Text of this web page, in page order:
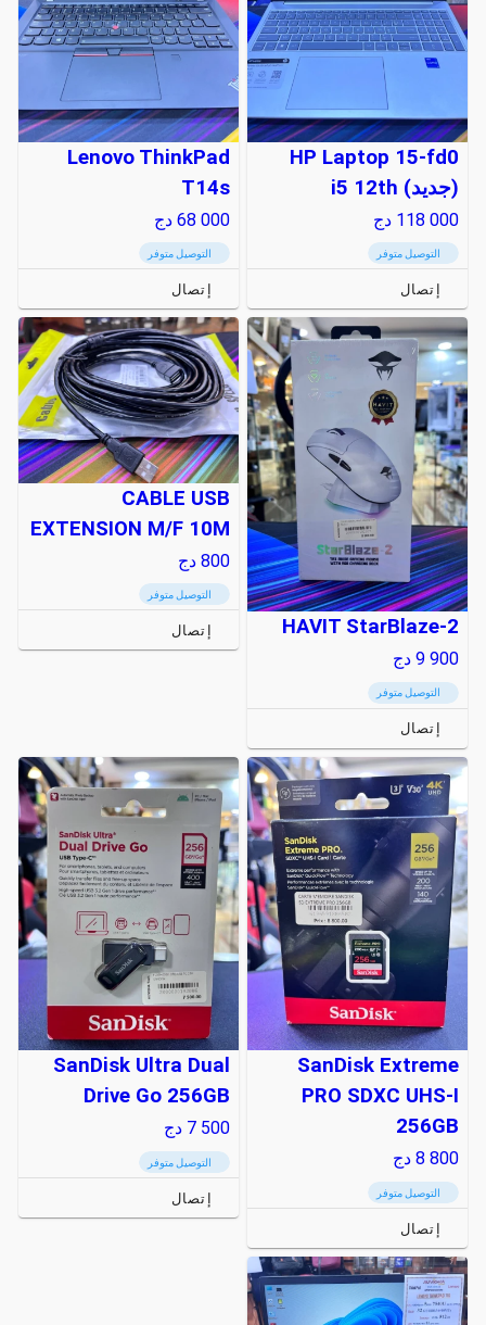
HP Laptop 15-fd0
(جديد) i5 12th
118 000 دج
التوصيل متوفر
إتصال
Lenovo ThinkPad
T14s
68 000 دج
التوصيل متوفر
إتصال
HAVIT StarBlaze-2
9 900 دج
التوصيل متوفر
إتصال
CABLE USB
EXTENSION M/F 10M
800 دج
التوصيل متوفر
إتصال
SanDisk Extreme
PRO SDXC UHS-I
256GB
8 800 دج
التوصيل متوفر
إتصال
SanDisk Ultra Dual
Drive Go 256GB
7 500 دج
التوصيل متوفر
إتصال